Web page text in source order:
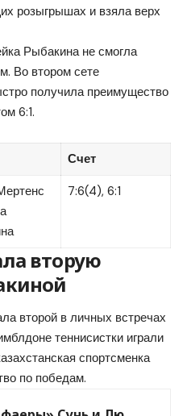
розыгрышах и взяла верх
Рыбакина не смогла
Во втором сете
получила преимущество
6:1.
Счет
7:6(4), 6:1
вторую
второй в личных встречах
теннисистки играли
спортсменка
по победам.